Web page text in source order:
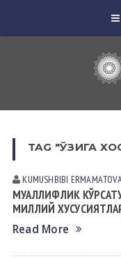
TAG "ЎЗИГА
KUMUSHBIBI
МУАЛЛИФЛИК
МИЛЛИЙ
Read More